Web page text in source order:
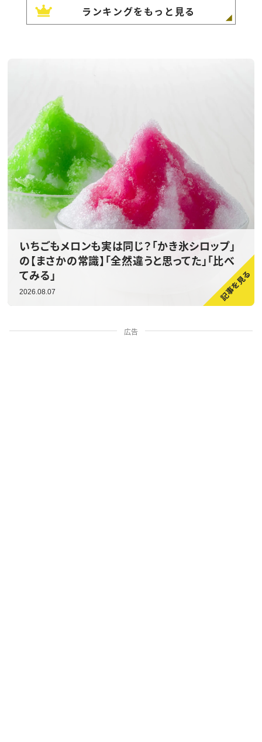
ランキングをもっと見る
いちごもメロンも実は同じ？「かき氷シロップ」
の【まさかの常識】「全然違うと思ってた」「比べ
てみる」
2026.08.07
広告